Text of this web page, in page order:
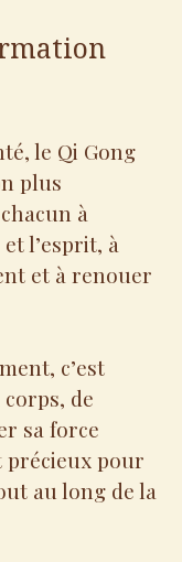
le Qi Gong
plus
à
l’esprit, à
et à renouer
c’est
de
sa force
pour
au long de la